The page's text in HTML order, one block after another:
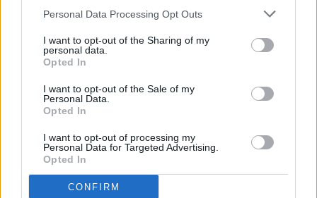
Personal Data Processing Opt Outs
I want to opt-out of the Sharing of my
personal data.
Opted In
I want to opt-out of the Sale of my
Personal Data.
Opted In
I want to opt-out of processing my
Personal Data for Targeted Advertising.
Opted In
CONFIRM